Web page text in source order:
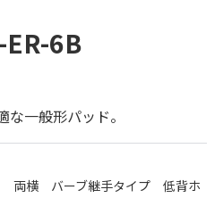
6B
一般形パッド。
横 バーブ継手タイプ 低背ホ